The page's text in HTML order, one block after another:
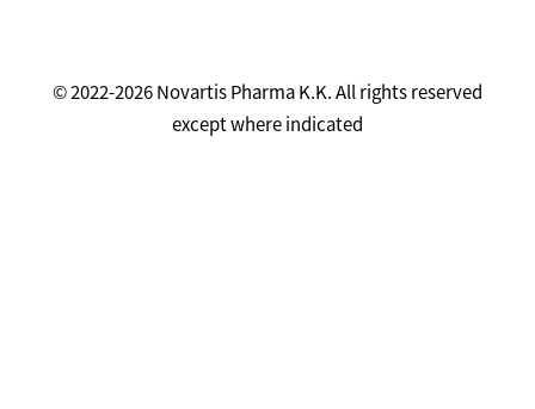
© 2022-2026 Novartis Pharma K.K. All rights reserved
except where indicated